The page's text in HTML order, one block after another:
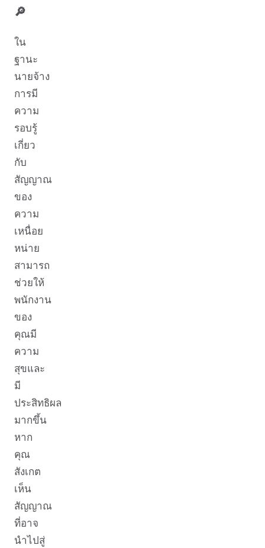
🔎
ใน
ฐานะ
นายจ้าง
การมี
ความ
รอบรู้
เกี่ยว
กับ
สัญญาณ
ของ
ความ
เหนื่อย
หน่าย
สามารถ
ช่วยให้
พนักงาน
ของ
คุณมี
ความ
สุขและ
มี
ประสิทธิผล
มากขึ้น
หาก
คุณ
สังเกต
เห็น
สัญญาณ
ที่อาจ
นำไปสู่